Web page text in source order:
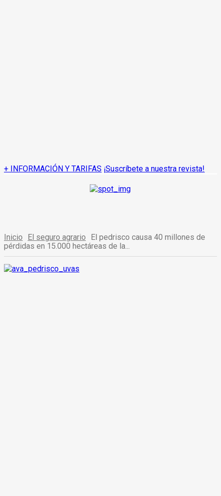
+ INFORMACIÓN Y TARIFAS ¡Suscríbete a nuestra revista!
Inicio El seguro agrario
El pedrisco causa 40 millones de
pérdidas en 15.000 hectáreas de la...